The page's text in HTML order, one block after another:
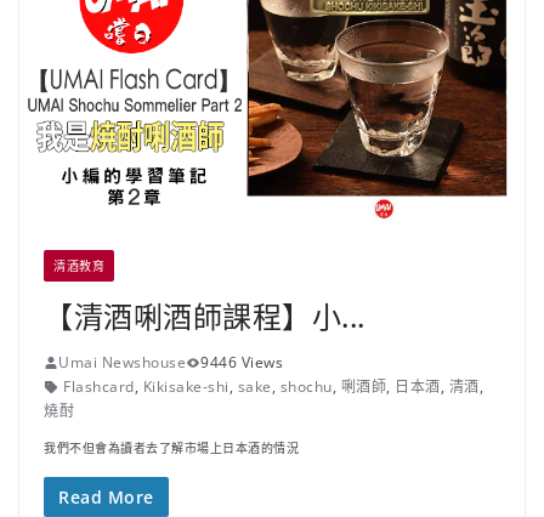
清酒教育
【清酒唎酒師課程】小...
Umai Newshouse
9446 Views
Flashcard, Kikisake-shi, sake, shochu, 唎酒師, 日本酒, 清酒,
燒酎
我們不但會為讀者去了解市場上日本酒的情況
Read More